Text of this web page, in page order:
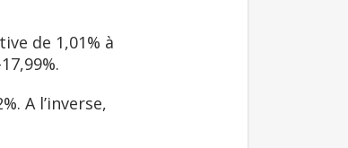
de 1,01% à
A l’inverse,